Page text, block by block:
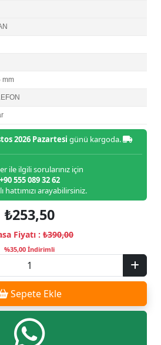
mm
2026 Pazartesi günü kargoda.
ile ilgili sorularınız için
+90 555 089 32 62
hattımızı arayabilirsiniz.
₺253,50
Fiyatı : ₺390,00
%35,00 İndirimli
Sepete Ekle